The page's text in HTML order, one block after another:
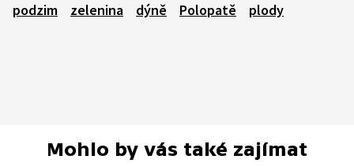
podzim
zelenina dýně Polopatě plody
Mohlo by vás také zajímat